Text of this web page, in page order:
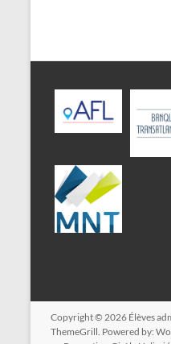
Copyright © 2026 Élèves
ThemeGrill. Powered by: